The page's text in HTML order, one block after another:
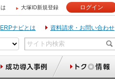
大塚ID新規登録 ログイン
ERPナビとは 資料請求・お問い合わせ